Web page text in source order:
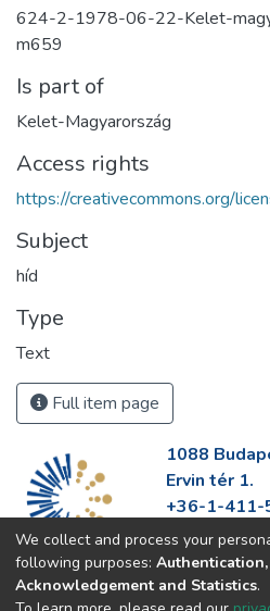
624-2-1978-06-22-Kelet-
m659
Is part of
Kelet-Magyarország
Access rights
https://creativecommons.org/
Subject
híd
Type
Text
Full item page
1088
Ervin tér 1.
+36-1-411-
https://
We collect and process your
following purposes:
Acknowledgement and Statistics.